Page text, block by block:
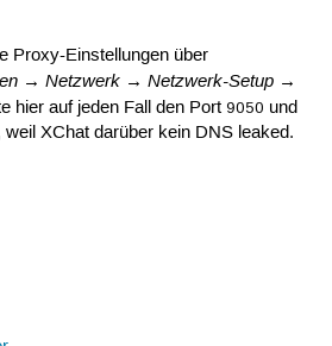
Proxy-Einstellungen über
→ Netzwerk → Netzwerk-Setup →
hier auf jeden Fall den Port 9050 und
XChat darüber kein DNS leaked.